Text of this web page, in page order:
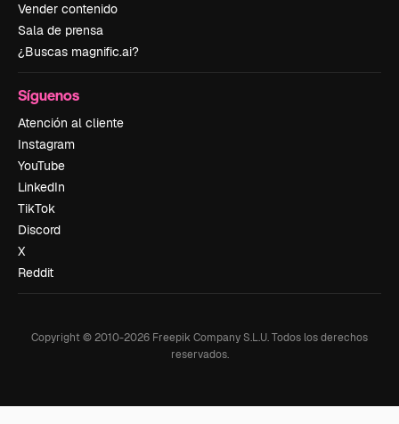
Vender contenido
Sala de prensa
¿Buscas magnific.ai?
Síguenos
Atención al cliente
Instagram
YouTube
LinkedIn
TikTok
Discord
X
Reddit
Copyright © 2010-2026 Freepik Company S.L.U.Todos los derechos
reservados.